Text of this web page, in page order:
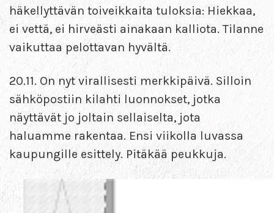
häkellyttävän toiveikkaita tuloksia: Hiekkaa,
ei vettä, ei hirveästi ainakaan kalliota. Tilanne
vaikuttaa pelottavan hyvältä.
20.11. On nyt virallisesti merkkipäivä. Silloin
sähköpostiin kilahti luonnokset, jotka
näyttävät jo joltain sellaiselta, jota
haluamme rakentaa. Ensi viikolla luvassa
kaupungille esittely. Pitäkää peukkuja.